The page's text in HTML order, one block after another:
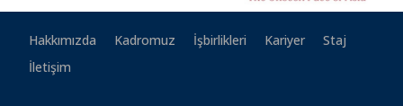
Hakkımızda Kadromuz İşbirlikleri Kariyer
Staj
İletişim